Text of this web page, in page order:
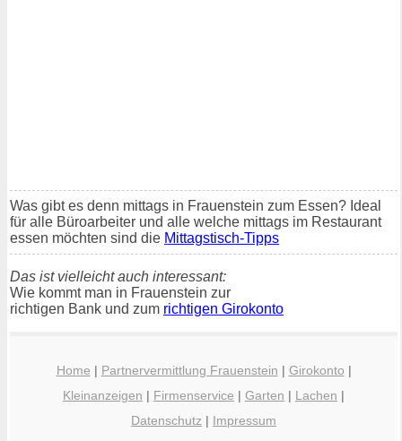
Was gibt es denn mittags in Frauenstein zum Essen? Ideal
für alle Büroarbeiter und alle welche mittags im Restaurant
essen möchten sind die Mittagstisch-Tipps
Das ist vielleicht auch interessant:
Wie kommt man in Frauenstein zur
richtigen Bank und zum richtigen Girokonto
Home | Partnervermittlung Frauenstein | Girokonto |
Kleinanzeigen | Firmenservice | Garten | Lachen |
Datenschutz | Impressum